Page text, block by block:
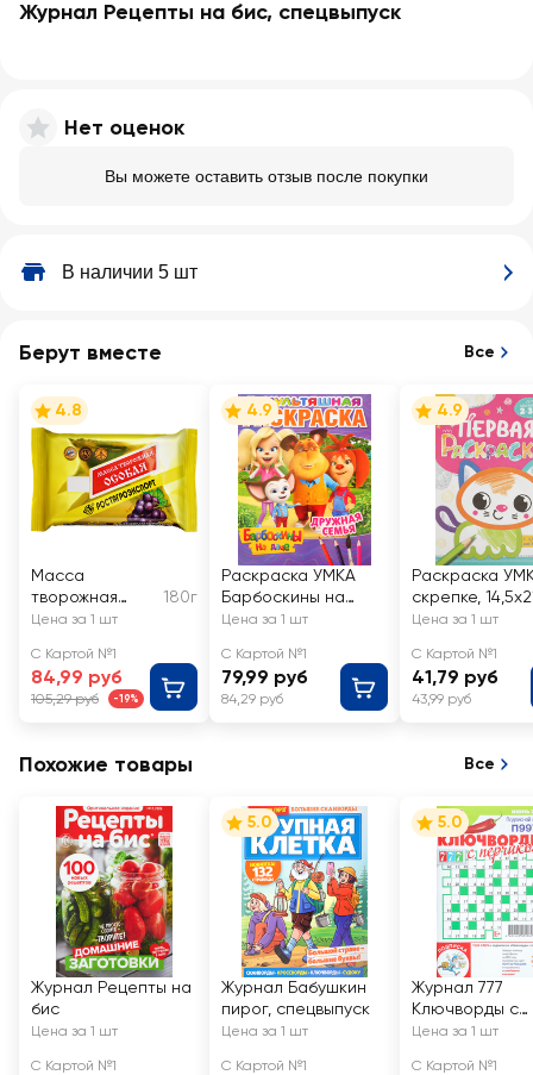
Журнал Рецепты на бис, спецвыпуск
Нет оценок
Вы можете оставить отзыв после покупки
В наличии 5 шт
Берут вместе Все
4.8
Масса
творожная
РОСТАГРОЭКС
изюмом 23%,
без змж
180г
Цена за 1 шт
С Картой №1
84,99 руб
105,29 руб -19%
4.9
Раскраска УМКА
Барбоскины на
даче. Дружная
Цена за 1 шт
С Картой №1
79,99 руб
84,29 руб
4.9
Раскраска
скрепке,
16 страниц,
Цена за 1 шт
С Картой №1
41,79 руб
43,99 руб
Похожие товары Все
Журнал Рецепты на
бис
Цена за 1 шт
С Картой №1
5.0
Журнал Бабушкин
пирог, спецвыпуск
Цена за 1 шт
С Картой №1
5.0
Журнал 777
Ключворды с
перчиком,
Цена за 1 шт
С Картой №1